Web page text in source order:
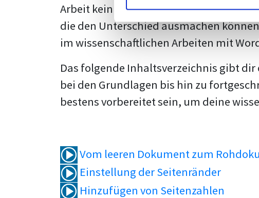
Arbeit kein Problem mehr für dich
die den Unterschied ausmachen
im wissenschaftlichen Arbeiten mit
Das folgende Inhaltsverzeichnis gibt
bei den Grundlagen bis hin zu
bestens vorbereitet sein, um deine
Vom leeren Dokument zum
Einstellung der Seitenränder
Hinzufügen von Seitenzahlen